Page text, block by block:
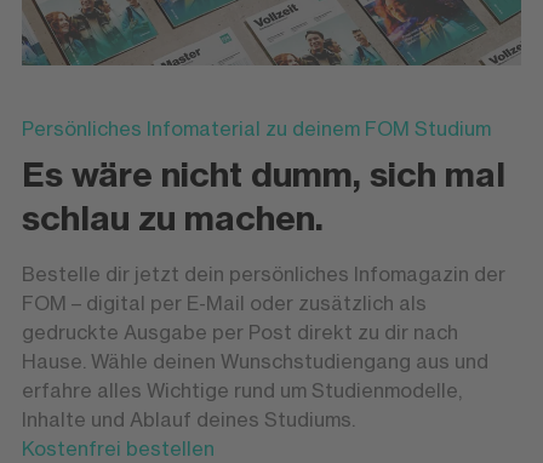
Persönliches Infomaterial zu deinem FOM Studium
Es wäre nicht dumm, sich mal
schlau zu machen.
Bestelle dir jetzt dein persönliches Infomagazin der
FOM – digital per E-Mail oder zusätzlich als
gedruckte Ausgabe per Post direkt zu dir nach
Hause. Wähle deinen Wunschstudiengang aus und
erfahre alles Wichtige rund um Studienmodelle,
Inhalte und Ablauf deines Studiums.
Kostenfrei bestellen